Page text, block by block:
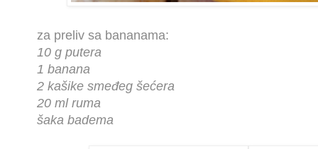
za preliv sa bananama:
10 g putera
1 banana
2 kašike smeđeg šećera
20 ml ruma
šaka badema